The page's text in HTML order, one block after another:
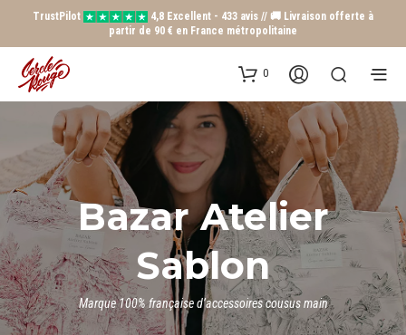
TrustPilot
4,8 Excellent - 433 avis // 🚚 Livraison offerte à
partir de 90 € en France métropolitaine
0
Bazar Atelier
Sablon
Marque 100% française d’accessoires cousus main